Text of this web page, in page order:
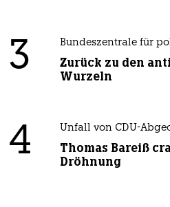
3 Bundeszentrale für
Zurück zu den
Wurzeln
4 Unfall von CDU-
Thomas Bareiß
Dröhnung